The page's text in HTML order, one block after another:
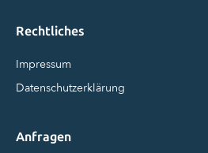
Rechtliches
Impressum
Datenschutzerklärung
Anfragen